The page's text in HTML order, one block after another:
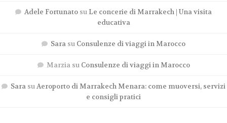
Adele Fortunato su Le concerie di Marrakech | Una visita
educativa
Sara su Consulenze di viaggi in Marocco
Marziasu Consulenze di viaggi in Marocco
Sara suAeroporto di Marrakech Menara: come muoversi, servizi
e consigli pratici